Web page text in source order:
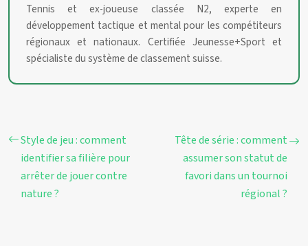
Tennis et ex-joueuse classée N2, experte en
développement tactique et mental pour les compétiteurs
régionaux et nationaux. Certifiée Jeunesse+Sport et
spécialiste du système de classement suisse.
Style de jeu : comment
identifier sa filière pour
arrêter de jouer contre
nature ?
Tête de série : comment
assumer son statut de
favori dans un tournoi
régional ?